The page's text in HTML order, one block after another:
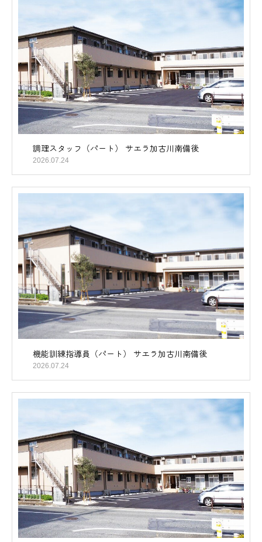
調理スタッフ（パート） サエラ加古川南備後
2026.07.24
機能訓練指導員（パート） サエラ加古川南備後
2026.07.24